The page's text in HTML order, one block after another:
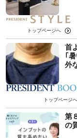
トップページへ
首
｢
外
トップページへ
第
の